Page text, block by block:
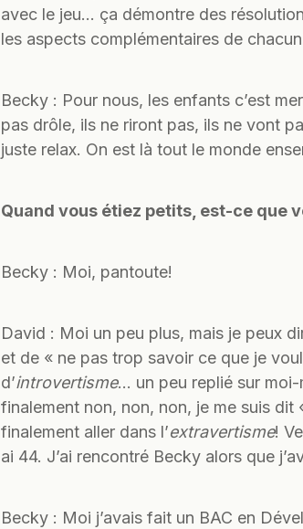
avec le jeu… ça démontre des
les aspects complémentaires de
Becky : Pour nous, les enfants c’est
pas drôle, ils ne riront pas, ils ne vont
juste relax. On est là tout le monde
Quand vous étiez petits, est-ce que
Becky : Moi, pantoute!
David : Moi un peu plus, mais je peux
et de « ne pas trop savoir ce que je
d’introvertisme… un peu replié sur
finalement non, non, non, je me suis
finalement aller dans l’extravertisme!
ai 44. J’ai rencontré Becky alors que
Becky : Moi j’avais fait un BAC en